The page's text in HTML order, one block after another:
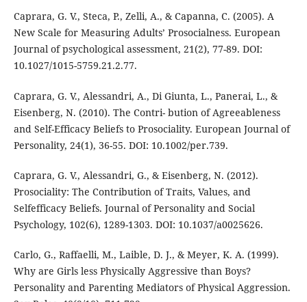
Caprara, G. V., Steca, P., Zelli, A., & Capanna, C. (2005). A
New Scale for Measuring Adults’ Prosocialness. European
Journal of psychological assessment, 21(2), 77-89. DOI:
10.1027/1015-5759.21.2.77.
Caprara, G. V., Alessandri, A., Di Giunta, L., Panerai, L., &
Eisenberg, N. (2010). The Contri- bution of Agreeableness
and Self-Efficacy Beliefs to Prosociality. European Journal of
Personality, 24(1), 36-55. DOI: 10.1002/per.739.
Caprara, G. V., Alessandri, G., & Eisenberg, N. (2012).
Prosociality: The Contribution of Traits, Values, and
Selfefficacy Beliefs. Journal of Personality and Social
Psychology, 102(6), 1289-1303. DOI: 10.1037/a0025626.
Carlo, G., Raffaelli, M., Laible, D. J., & Meyer, K. A. (1999).
Why are Girls less Physically Aggressive than Boys?
Personality and Parenting Mediators of Physical Aggression.